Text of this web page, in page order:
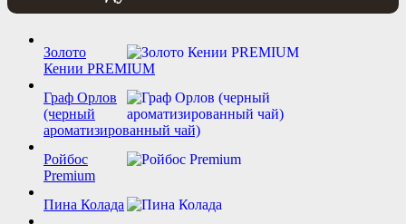
Золото
Кении PREMIUM
Граф Орлов
(черный
ароматизированный чай)
Ройбос
Premium
Пина Колада